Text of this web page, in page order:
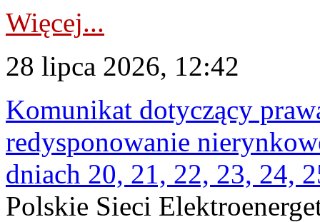
Więcej...
28 lipca 2026, 12:42
Komunikat dotyczący
redysponowanie
dniach 20, 21, 22, 23, 24,
Polskie Sieci